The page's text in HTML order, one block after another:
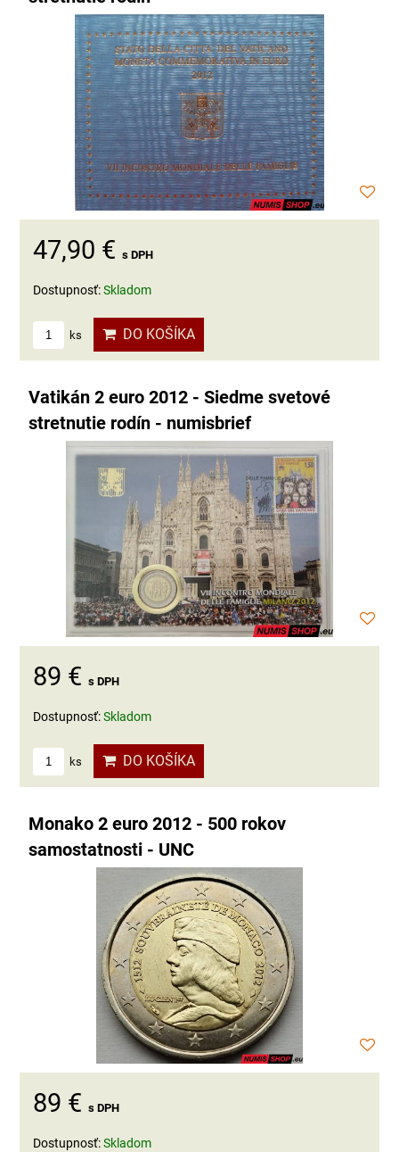
47,90 € s DPH
Dostupnosť:Skladom
ks DO KOŠÍKA
Vatikán 2 euro 2012 - Siedme svetové
stretnutie rodín - numisbrief
89 € s DPH
Dostupnosť:Skladom
ks DO KOŠÍKA
Monako 2 euro 2012 - 500 rokov
samostatnosti - UNC
89 € s DPH
Dostupnosť:Skladom